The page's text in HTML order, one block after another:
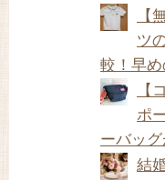
【
ツ
較！早
【
ポ
ーバッグ
結